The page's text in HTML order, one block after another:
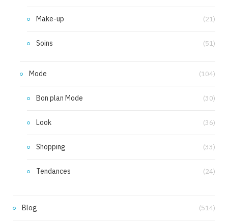
Make-up (21)
Soins (51)
Mode (104)
Bon plan Mode (30)
Look (36)
Shopping (33)
Tendances (24)
Blog (514)